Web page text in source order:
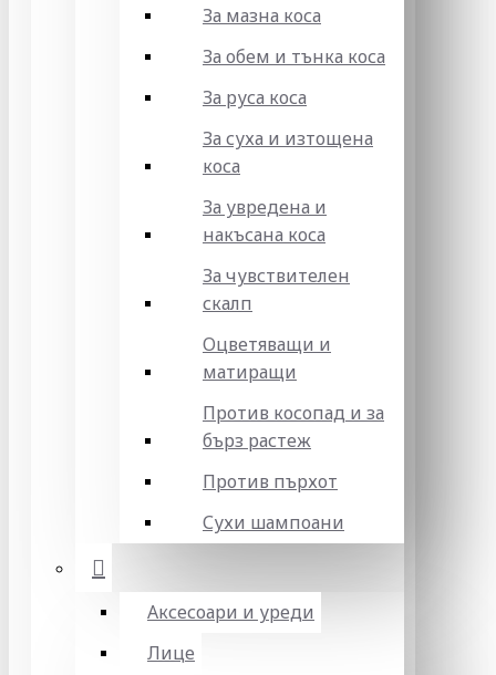
За мазна коса
За обем и тънка коса
За руса коса
За суха и изтощена
коса
За увредена и
накъсана коса
За чувствителен
скалп
Оцветяващи и
матиращи
Против косопад и за
бърз растеж
Против пърхот
Сухи шампоани
Аксесоари и уреди
Лице